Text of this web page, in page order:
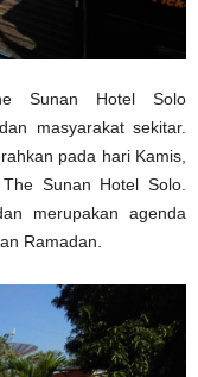
Sunan Hotel Solo
masyarakat sekitar.
pada hari Kamis,
Sunan Hotel Solo.
merupakan agenda
Ramadan.